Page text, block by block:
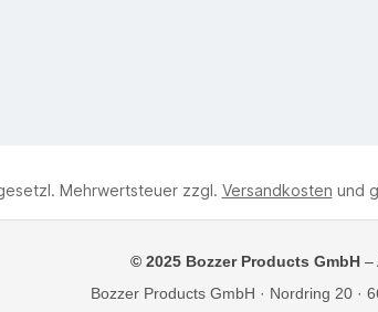
Mehrwertsteuer zzgl. Versandkosten und
© 2025 Bozzer Products GmbH –
Bozzer Products GmbH · Nordring 20 ·